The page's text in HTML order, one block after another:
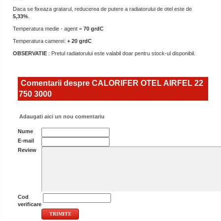
Daca se fixeaza gratarul, reducerea de putere a radiatorului de otel este de
5,33%
Temperatura medie - agent = 70 grdC
Temperatura camerei: + 20 grdC
OBSERVATIE : Pretul radiatorului este valabil doar pentru stock-ul disponibil.
Comentarii despre CALORIFER OTEL AIRFEL 22
750 3000
Adaugati aici un nou comentariu
Nume
E-mail
Review
Cod
verificare